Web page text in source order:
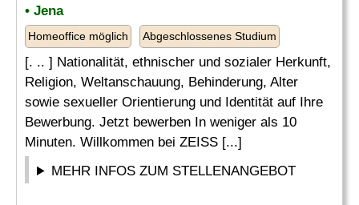
• Jena
Homeoffice möglich Abgeschlossenes Studium
[. .. ] Nationalität, ethnischer und sozialer Herkunft,
Religion, Weltanschauung, Behinderung, Alter
sowie sexueller Orientierung und Identität auf Ihre
Bewerbung. Jetzt bewerben In weniger als 10
Minuten. Willkommen bei ZEISS [...]
MEHR INFOS ZUM STELLENANGEBOT